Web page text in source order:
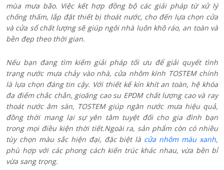
mùa mưa bão. Việc kết hợp đồng bộ các giải pháp từ xử lý
chống thấm, lắp đặt thiết bị thoát nước, cho đến lựa chọn cửa
và cửa sổ chất lượng sẽ giúp ngôi nhà luôn khô ráo, an toàn và
bền đẹp theo thời gian.
Nếu bạn đang tìm kiếm giải pháp tối ưu để giải quyết tình
trạng nước mưa chảy vào nhà, cửa nhôm kính TOSTEM chính
là lựa chọn đáng tin cậy. Với thiết kế kín khít an toàn, hệ khóa
đa điểm chắc chắn, gioăng cao su EPDM chất lượng cao và ray
thoát nước âm sàn, TOSTEM giúp ngăn nước mưa hiệu quả,
đồng thời mang lại sự yên tâm tuyệt đối cho gia đình bạn
trong mọi điều kiện thời tiết.Ngoài ra, sản phẩm còn có nhiều
tùy chọn màu sắc hiện đại, đặc biệt là cửa nhôm màu xanh,
phù hợp với các phong cách kiến trúc khác nhau, vừa bền bỉ
vừa sang trọng.